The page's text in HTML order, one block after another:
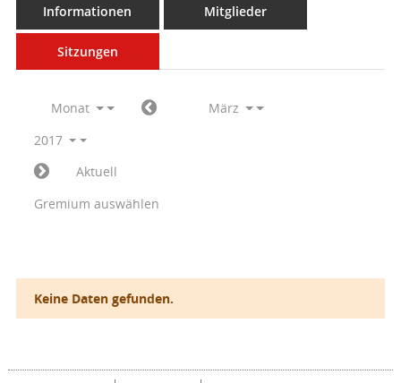
Informationen Mitglieder
Sitzungen
Monat
März
2017
Aktuell
Gremium auswählen
Keine Daten gefunden.